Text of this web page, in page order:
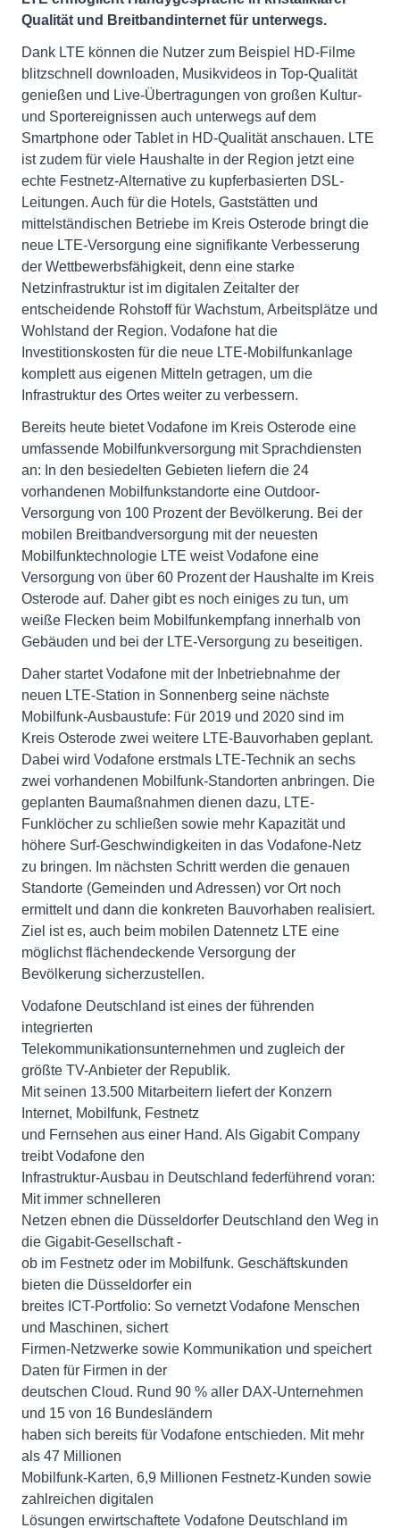
Qualität und Breitbandinternet für unterwegs.
Dank LTE können die Nutzer zum Beispiel HD-Filme
blitzschnell downloaden, Musikvideos in Top-Qualität
genießen und Live-Übertragungen von großen Kultur-
und Sportereignissen auch unterwegs auf dem
Smartphone oder Tablet in HD-Qualität anschauen. LTE
ist zudem für viele Haushalte in der Region jetzt eine
echte Festnetz-Alternative zu kupferbasierten DSL-
Leitungen. Auch für die Hotels, Gaststätten und
mittelständischen Betriebe im Kreis Osterode bringt die
neue LTE-Versorgung eine signifikante Verbesserung
der Wettbewerbsfähigkeit, denn eine starke
Netzinfrastruktur ist im digitalen Zeitalter der
entscheidende Rohstoff für Wachstum, Arbeitsplätze und
Wohlstand der Region. Vodafone hat die
Investitionskosten für die neue LTE-Mobilfunkanlage
komplett aus eigenen Mitteln getragen, um die
Infrastruktur des Ortes weiter zu verbessern.
Bereits heute bietet Vodafone im Kreis Osterode eine
umfassende Mobilfunkversorgung mit Sprachdiensten
an: In den besiedelten Gebieten liefern die 24
vorhandenen Mobilfunkstandorte eine Outdoor-
Versorgung von 100 Prozent der Bevölkerung. Bei der
mobilen Breitbandversorgung mit der neuesten
Mobilfunktechnologie LTE weist Vodafone eine
Versorgung von über 60 Prozent der Haushalte im Kreis
Osterode auf. Daher gibt es noch einiges zu tun, um
weiße Flecken beim Mobilfunkempfang innerhalb von
Gebäuden und bei der LTE-Versorgung zu beseitigen.
Daher startet Vodafone mit der Inbetriebnahme der
neuen LTE-Station in Sonnenberg seine nächste
Mobilfunk-Ausbaustufe: Für 2019 und 2020 sind im
Kreis Osterode zwei weitere LTE-Bauvorhaben geplant.
Dabei wird Vodafone erstmals LTE-Technik an sechs
zwei vorhandenen Mobilfunk-Standorten anbringen. Die
geplanten Baumaßnahmen dienen dazu, LTE-
Funklöcher zu schließen sowie mehr Kapazität und
höhere Surf-Geschwindigkeiten in das Vodafone-Netz
zu bringen. Im nächsten Schritt werden die genauen
Standorte (Gemeinden und Adressen) vor Ort noch
ermittelt und dann die konkreten Bauvorhaben realisiert.
Ziel ist es, auch beim mobilen Datennetz LTE eine
möglichst flächendeckende Versorgung der
Bevölkerung sicherzustellen.
Vodafone Deutschland ist eines der führenden
integrierten
Telekommunikationsunternehmen und zugleich der
größte TV-Anbieter der Republik.
Mit seinen 13.500 Mitarbeitern liefert der Konzern
Internet, Mobilfunk, Festnetz
und Fernsehen aus einer Hand. Als Gigabit Company
treibt Vodafone den
Infrastruktur-Ausbau in Deutschland federführend voran:
Mit immer schnelleren
Netzen ebnen die Düsseldorfer Deutschland den Weg in
die Gigabit-Gesellschaft -
ob im Festnetz oder im Mobilfunk. Geschäftskunden
bieten die Düsseldorfer ein
breites ICT-Portfolio: So vernetzt Vodafone Menschen
und Maschinen, sichert
Firmen-Netzwerke sowie Kommunikation und speichert
Daten für Firmen in der
deutschen Cloud. Rund 90 % aller DAX-Unternehmen
und 15 von 16 Bundesländern
haben sich bereits für Vodafone entschieden. Mit mehr
als 47 Millionen
Mobilfunk-Karten, 6,9 Millionen Festnetz-Kunden sowie
zahlreichen digitalen
Lösungen erwirtschaftete Vodafone Deutschland im